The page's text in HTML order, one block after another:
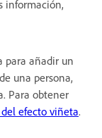
información,
para añadir un
una persona,
Para obtener
efecto viñeta.